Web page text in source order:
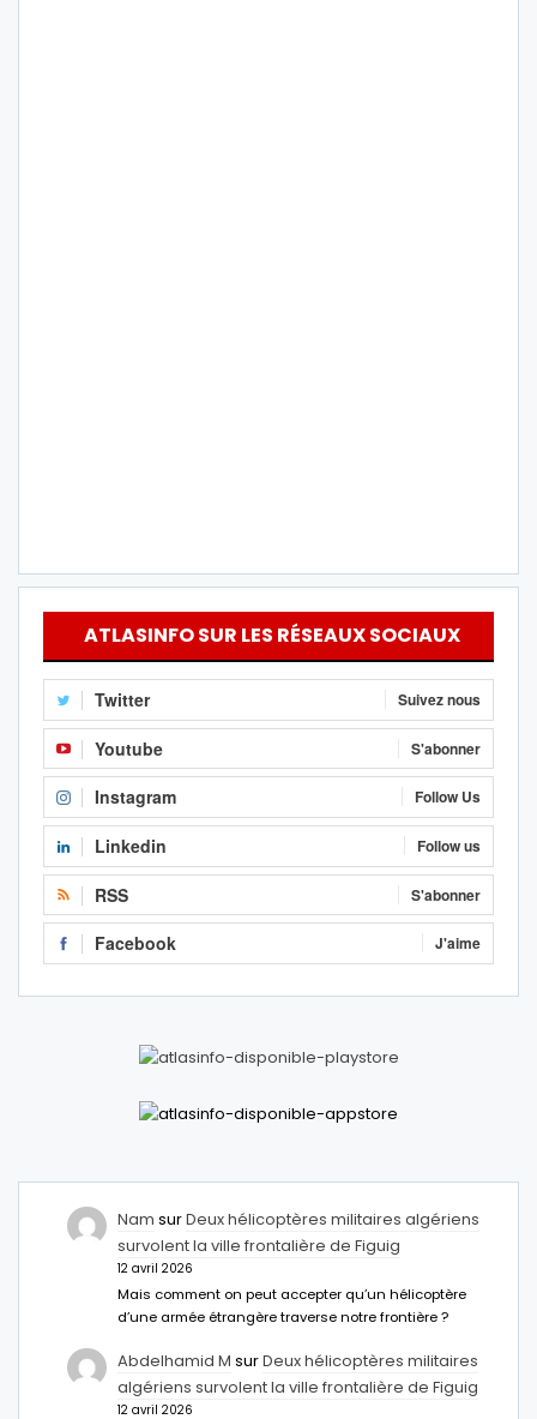
ATLASINFO SUR LES RÉSEAUX SOCIAUX
Twitter Suivez nous
Youtube S'abonner
Instagram Follow Us
Linkedin Follow us
RSS S'abonner
Facebook J'aime
Nam surDeux hélicoptères militaires algériens
survolent la ville frontalière de Figuig
12 avril 2026
Mais comment on peut accepter qu’un hélicoptère
d’une armée étrangère traverse notre frontière ?
Abdelhamid M surDeux hélicoptères militaires
algériens survolent la ville frontalière de Figuig
12 avril 2026